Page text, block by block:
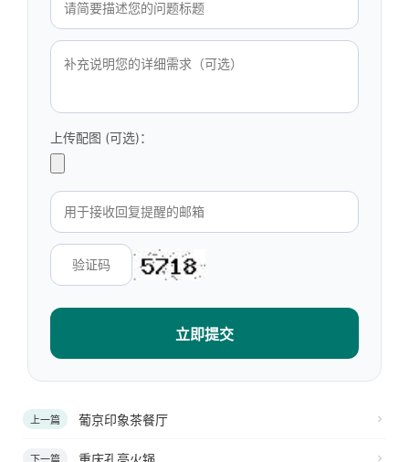
上传配图 (可选)：
立即提交
上一篇 葡京印象茶餐厅
下一篇 重庆孔亮火锅